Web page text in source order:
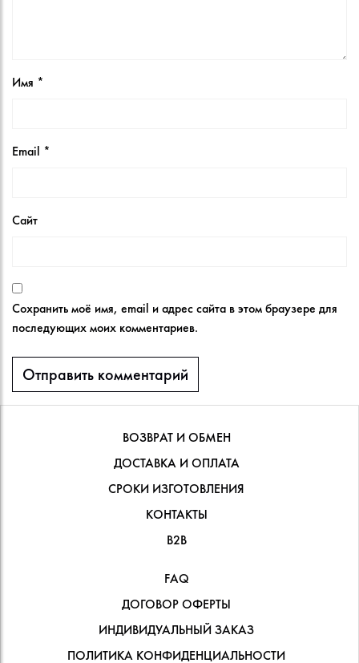
Имя *
Email *
Сайт
Сохранить моё имя, email и адрес сайта в этом браузере для
последующих моих комментариев.
ВОЗВРАТ И ОБМЕН
ДОСТАВКА И ОПЛАТА
СРОКИ ИЗГОТОВЛЕНИЯ
КОНТАКТЫ
В2В
FAQ
ДОГОВОР ОФЕРТЫ
ИНДИВИДУАЛЬНЫЙ ЗАКАЗ
ПОЛИТИКА КОНФИДЕНЦИАЛЬНОСТИ